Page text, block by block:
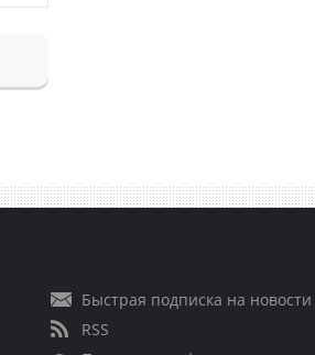
Быстрая подписка на новости
RSS